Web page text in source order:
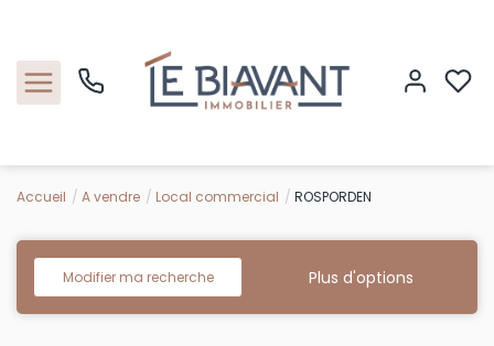
Nos biens
Accueil A vendre Local commercial ROSPORDEN
Modifier ma recherche Plus d'options